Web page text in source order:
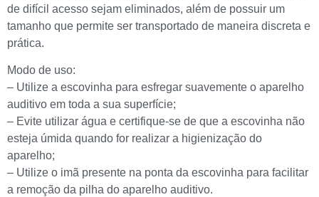
de difícil acesso sejam eliminados, além de possuir um
tamanho que permite ser transportado de maneira discreta e
prática.
Modo de uso:
– Utilize a escovinha para esfregar suavemente o aparelho
auditivo em toda a sua superfície;
– Evite utilizar água e certifique-se de que a escovinha não
esteja úmida quando for realizar a higienização do
aparelho;
– Utilize o imã presente na ponta da escovinha para facilitar
a remoção da pilha do aparelho auditivo.